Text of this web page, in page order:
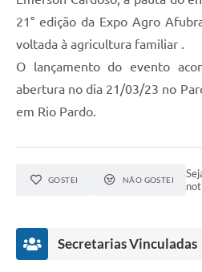
21° edição da Expo Agro
voltada à agricultura familiar .
O lançamento do evento
abertura no dia 21/03/23 no
em Rio Pardo.
GOSTEI NÃO GOSTEI
Secretarias Vinculadas